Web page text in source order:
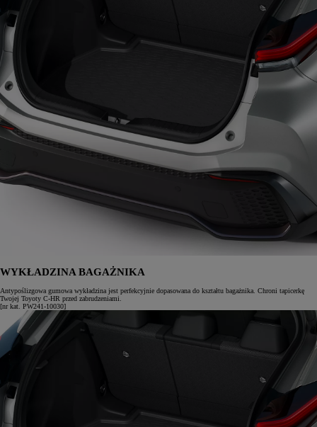
WYKŁADZINA BAGAŻNIKA
Antypoślizgowa gumowa wykładzina jest perfekcyjnie dopasowana do kształtu bagażnika. Chroni tapicerkę
Twojej Toyoty C-HR przed zabrudzeniami.
[nr kat. PW241-10030]